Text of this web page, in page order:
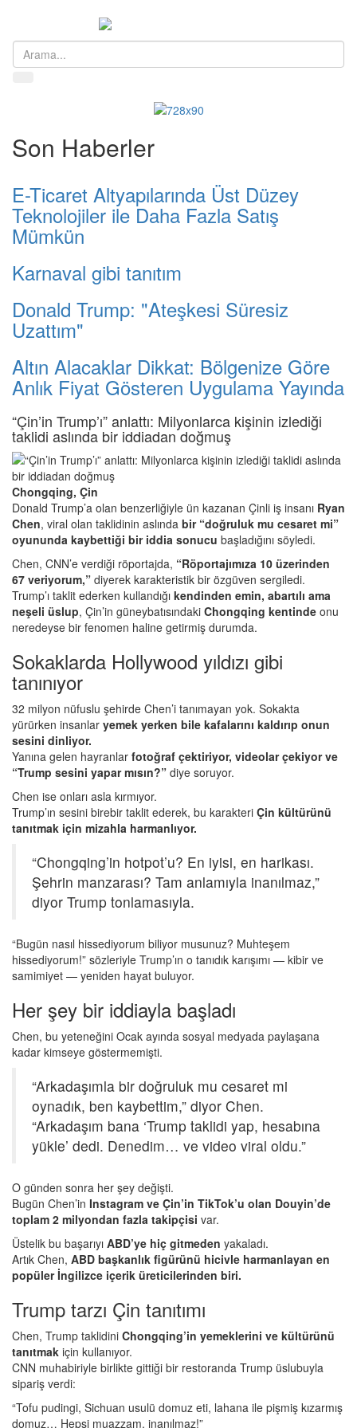
Son Haberler
E-Ticaret Altyapılarında Üst Düzey
Teknolojiler ile Daha Fazla Satış
Mümkün
Karnaval gibi tanıtım
Donald Trump: "Ateşkesi Süresiz
Uzattım"
Altın Alacaklar Dikkat: Bölgenize Göre
Anlık Fiyat Gösteren Uygulama Yayında
“Çin’in Trump’ı” anlattı: Milyonlarca kişinin izlediği
taklidi aslında bir iddiadan doğmuş
Chongqing, Çin
Donald Trump’a olan benzerliğiyle ün kazanan Çinli iş insanı Ryan
Chen, viral olan taklidinin aslında bir “doğruluk mu cesaret mi”
oyununda kaybettiği bir iddia sonucu başladığını söyledi.
Chen, CNN’e verdiği röportajda, “Röportajımıza 10 üzerinden
67 veriyorum,” diyerek karakteristik bir özgüven sergiledi.
Trump’ı taklit ederken kullandığı kendinden emin, abartılı ama
neşeli üslup, Çin’in güneybatısındaki Chongqing kentinde onu
neredeyse bir fenomen haline getirmiş durumda.
Sokaklarda Hollywood yıldızı gibi
tanınıyor
32 milyon nüfuslu şehirde Chen’i tanımayan yok. Sokakta
yürürken insanlar yemek yerken bile kafalarını kaldırıp onun
sesini dinliyor.
Yanına gelen hayranlar fotoğraf çektiriyor, videolar çekiyor ve
“Trump sesini yapar mısın?” diye soruyor.
Chen ise onları asla kırmıyor.
Trump’ın sesini birebir taklit ederek, bu karakteri Çin kültürünü
tanıtmak için mizahla harmanlıyor.
“Chongqing’in hotpot’u? En iyisi, en harikası.
Şehrin manzarası? Tam anlamıyla inanılmaz,”
diyor Trump tonlamasıyla.
“Bugün nasıl hissediyorum biliyor musunuz? Muhteşem
hissediyorum!” sözleriyle Trump’ın o tanıdık karışımı — kibir ve
samimiyet — yeniden hayat buluyor.
Her şey bir iddiayla başladı
Chen, bu yeteneğini Ocak ayında sosyal medyada paylaşana
kadar kimseye göstermemişti.
“Arkadaşımla bir doğruluk mu cesaret mi
oynadık, ben kaybettim,” diyor Chen.
“Arkadaşım bana ‘Trump taklidi yap, hesabına
yükle’ dedi. Denedim… ve video viral oldu.”
O günden sonra her şey değişti.
Bugün Chen’in Instagram ve Çin’in TikTok’u olan Douyin’de
toplam 2 milyondan fazla takipçisi var.
Üstelik bu başarıyı ABD’ye hiç gitmeden yakaladı.
Artık Chen, ABD başkanlık figürünü hicivle harmanlayan en
popüler İngilizce içerik üreticilerinden biri.
Trump tarzı Çin tanıtımı
Chen, Trump taklidini Chongqing’in yemeklerini ve kültürünü
tanıtmak için kullanıyor.
CNN muhabiriyle birlikte gittiği bir restoranda Trump üslubuyla
sipariş verdi:
“Tofu pudingi, Sichuan usulü domuz eti, lahana ile pişmiş kızarmış
domuz… Hepsi muazzam, inanılmaz!”